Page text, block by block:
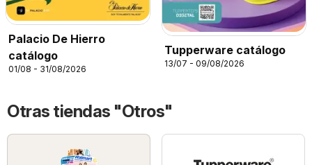
Palacio De Hierro
catálogo
01/08 - 31/08/2026
Tupperware catálogo
13/07 - 09/08/2026
Otras tiendas "Otros"